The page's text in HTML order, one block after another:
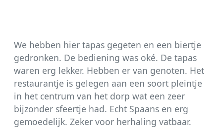
We hebben hier tapas gegeten en een biertje
gedronken. De bediening was oké. De tapas
waren erg lekker. Hebben er van genoten. Het
restaurantje is gelegen aan een soort pleintje
in het centrum van het dorp wat een zeer
bijzonder sfeertje had. Echt Spaans en erg
gemoedelijk. Zeker voor herhaling vatbaar.